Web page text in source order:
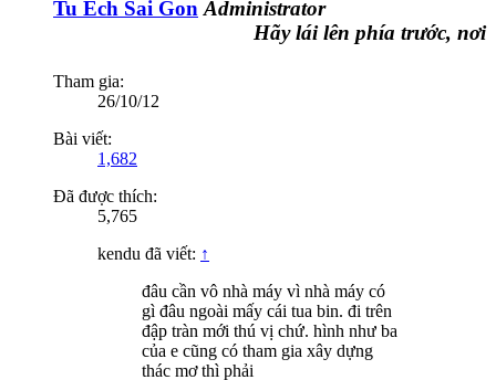
Tu Ech Sai Gon Administrator
Hãy lái lên phía trước, nơi
Tham gia:
26/10/12
Bài viết:
1,682
Đã được thích:
5,765
kendu đã viết: ↑
đâu cần vô nhà máy vì nhà máy có
gì đâu ngoài mấy cái tua bin. đi trên
đập tràn mới thú vị chứ. hình như ba
của e cũng có tham gia xây dựng
thác mơ thì phải